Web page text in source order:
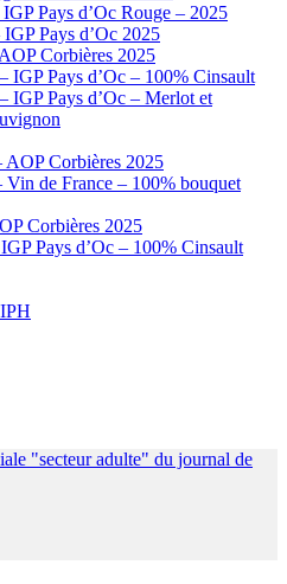
Pays d’Oc Rouge – 2025
Pays d’Oc 2025
Corbières 2025
IGP Pays d’Oc – 100% Cinsault
IGP Pays d’Oc – Merlot et
Corbières 2025
de France – 100% bouquet
Corbières 2025
Pays d’Oc – 100% Cinsault
"secteur adulte" du journal de